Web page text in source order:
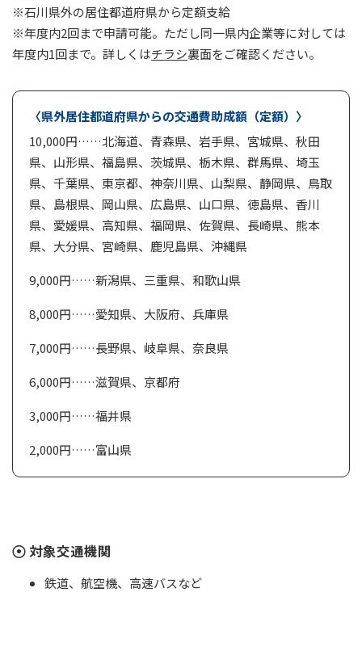
※石川県外の居住都道府県から定額支給
※年度内2回まで申請可能。ただし同一県内企業等に対しては
年度内1回まで。詳しくはチラシ裏面をご確認ください。
〈県外居住都道府県からの交通費助成額（定額）〉
10,000円……北海道、青森県、岩手県、宮城県、秋田
県、山形県、福島県、茨城県、栃木県、群馬県、埼玉
県、千葉県、東京都、神奈川県、山梨県、静岡県、鳥取
県、島根県、岡山県、広島県、山口県、徳島県、香川
県、愛媛県、高知県、福岡県、佐賀県、長崎県、熊本
県、大分県、宮崎県、鹿児島県、沖縄県
9,000円……新潟県、三重県、和歌山県
8,000円……愛知県、大阪府、兵庫県
7,000円……長野県、岐阜県、奈良県
6,000円……滋賀県、京都府
3,000円……福井県
2,000円……富山県
対象交通機関
鉄道、航空機、高速バスなど